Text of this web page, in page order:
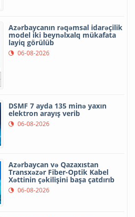
Azərbaycanın rəqəmsal idarəçilik
model iki beynəlxalq mükafata
layiq görülüb
06-08-2026
DSMF 7 ayda 135 minə yaxın
elektron arayış verib
06-08-2026
Azərbaycan və Qazaxıstan
Transxəzər Fiber-Optik Kabel
Xəttinin çəkilişini başa çatdırıb
06-08-2026